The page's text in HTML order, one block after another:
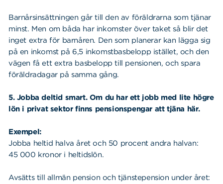
Barnårsinsättningen går till den av föräldrarna som tjänar
minst. Men om båda har inkomster över taket så blir det
inget extra för barnåren. Den som planerar kan lägga sig
på en inkomst på 6,5 inkomstbasbelopp istället, och den
vägen få ett extra basbelopp till pensionen, och spara
föräldradagar på samma gång.
5. Jobba deltid smart. Om du har ett jobb med lite högre
lön i privat sektor finns pensionspengar att tjäna här.
Exempel:
Jobba heltid halva året och 50 procent andra halvan:
45 000 kronor i heltidslön.
Avsätts till allmän pension och tjänstepension under året: